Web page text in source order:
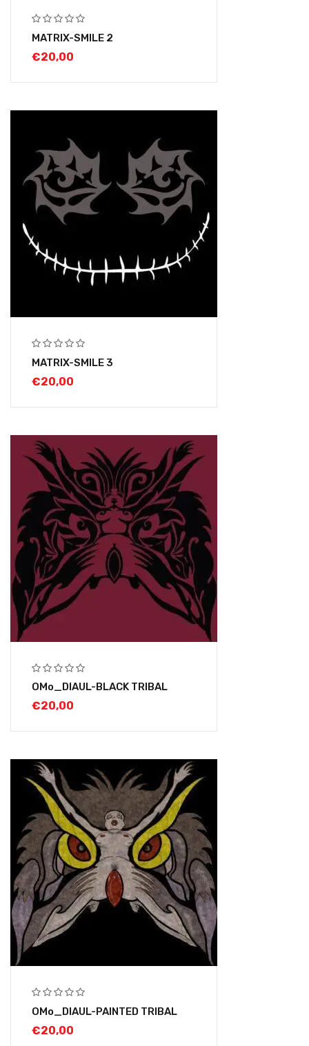
MATRIX-SMILE 2
€20,00
MATRIX-SMILE 3
€20,00
OMo_DIAUL-BLACK TRIBAL
€20,00
OMo_DIAUL-PAINTED TRIBAL
€20,00